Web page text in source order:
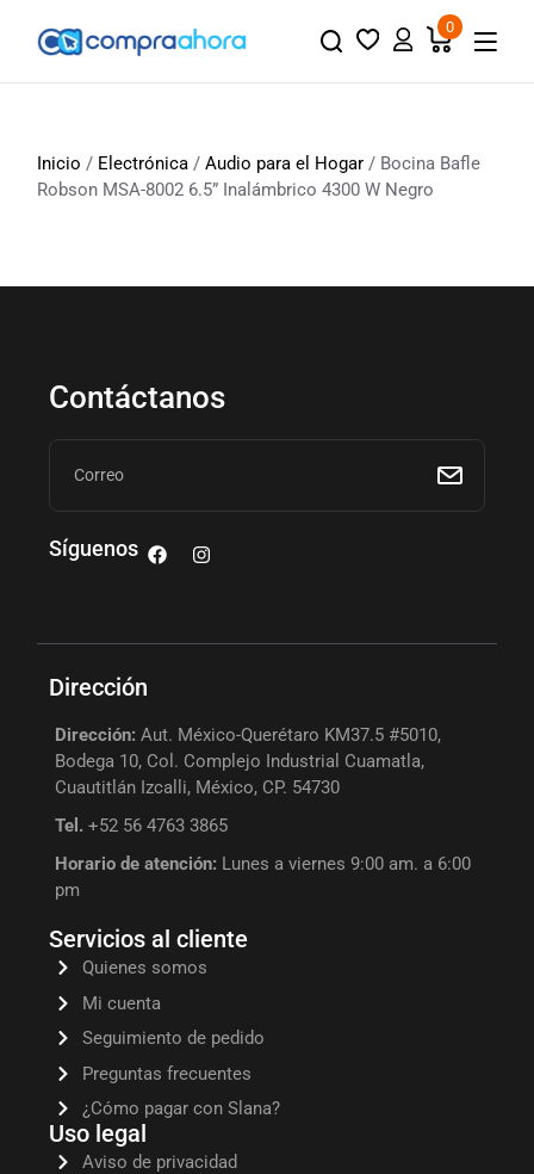
0
Inicio / Electrónica /Audio para el Hogar / Bocina Bafle
Robson MSA-8002 6.5” Inalámbrico 4300 W Negro
Contáctanos
Síguenos
Dirección
Dirección: Aut. México-Querétaro KM37.5 #5010,
Bodega 10, Col. Complejo Industrial Cuamatla,
Cuautitlán Izcalli, México, CP. 54730
Tel. +52 56 4763 3865
Horario de atención: Lunes a viernes 9:00 am. a 6:00
pm
Servicios al cliente
Quienes somos
Mi cuenta
Seguimiento de pedido
Preguntas frecuentes
¿Cómo pagar con Slana?
Uso legal
Aviso de privacidad